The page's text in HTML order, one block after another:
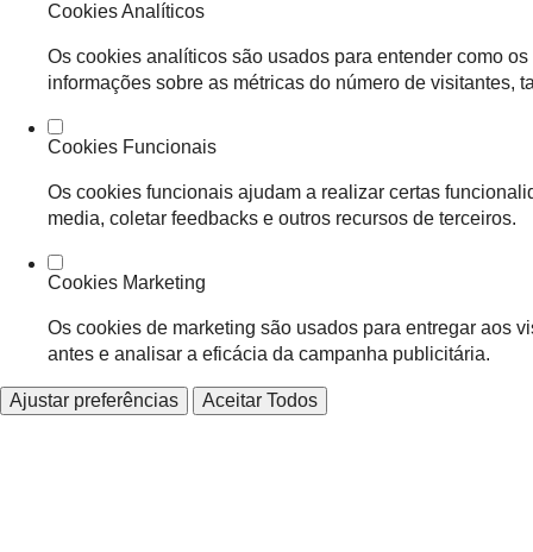
Cookies Analíticos
Os cookies analíticos são usados para entender como
informações sobre as métricas do número de visitantes,
Cookies Funcionais
Os cookies funcionais ajudam a realizar certas
media, coletar feedbacks e outros recursos de terceiros.
Cookies Marketing
Os cookies de marketing são usados para entregar aos
antes e analisar a eficácia da campanha publicitária.
Ajustar preferências Aceitar Todos